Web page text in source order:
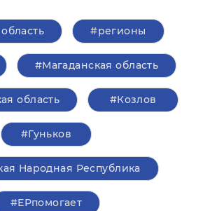
#регионы
#Магаданская область
область #Козлов
#Гуньков
Народная Республика
#ЕРпомогает